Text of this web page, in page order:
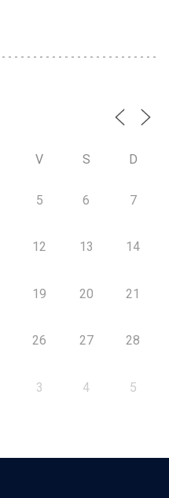
V S D
5 6 7
12 13 14
19 20 21
26 27 28
3 4 5